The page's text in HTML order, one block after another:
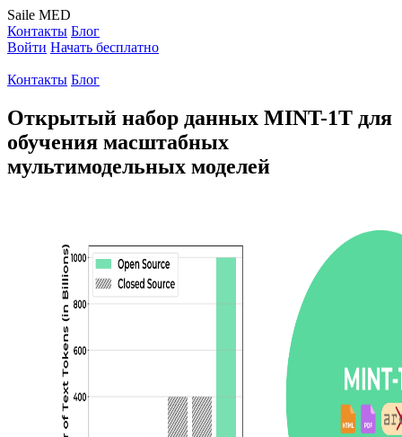
Saile MED
Контакты Блог
Войти Начать бесплатно
Контакты Блог
Открытый набор данных MINT-1T для
обучения масштабных
мультимодельных моделей